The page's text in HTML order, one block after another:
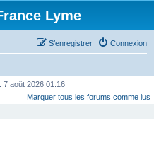
Lyme
Connexion
S’enregistrer
7 août 2026 01:16
Marquer tous les forums comme lus